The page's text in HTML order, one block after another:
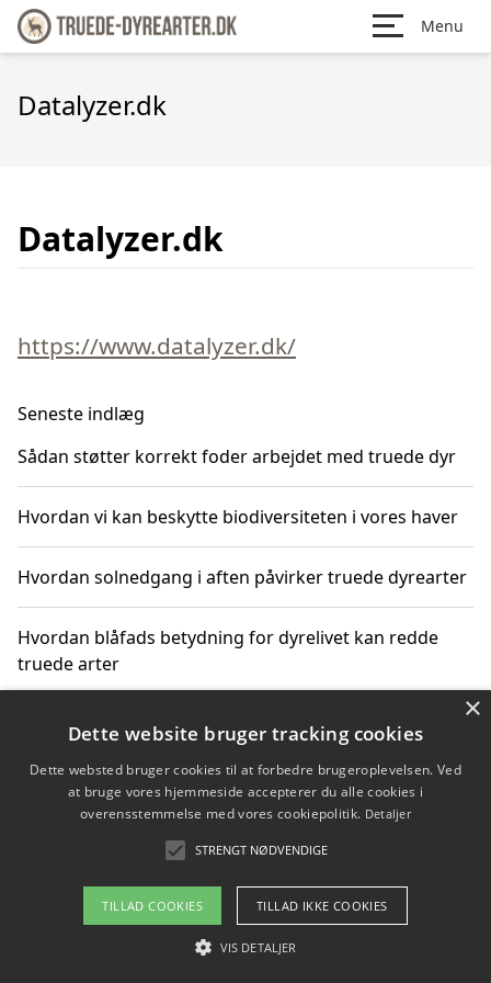
Menu
Datalyzer.dk
Datalyzer.dk
https://www.datalyzer.dk/
Seneste indlæg
Sådan støtter korrekt foder arbejdet med truede dyr
Hvordan vi kan beskytte biodiversiteten i vores haver
Hvordan solnedgang i aften påvirker truede dyrearter
Hvordan blåfads betydning for dyrelivet kan redde
truede arter
Hvordan kan gaver til unge voksne støtte bevarelsen
Copyright 2026 - Pilanto Aps
Om / kontakt
Blog Betingelser
×
Dette website bruger tracking cookies
Dette websted bruger cookies til at forbedre brugeroplevelsen. Ved
at bruge vores hjemmeside accepterer du alle cookies i
overensstemmelse med vores cookiepolitik. Detaljer
STRENGT NØDVENDIGE
TILLAD COOKIES TILLAD IKKE COOKIES
VIS DETALJER